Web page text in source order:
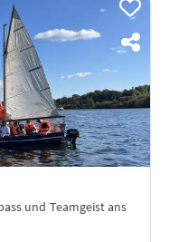
und Teamgeist ans